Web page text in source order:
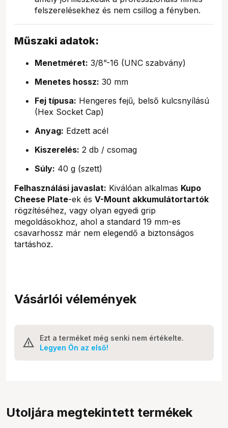
felszerelésekhez és nem csillog a fényben.
Műszaki adatok:
Menetméret: 3/8”-16 (UNC szabvány)
Menetes hossz: 30 mm
Fej típusa: Hengeres fejű, belső kulcsnyílású
(Hex Socket Cap)
Anyag: Edzett acél
Kiszerelés: 2 db / csomag
Súly: 40 g (szett)
Felhasználási javaslat: Kiválóan alkalmas Kupo
Cheese Plate-ek és V-Mount akkumulátortartók
rögzítéséhez, vagy olyan egyedi grip
megoldásokhoz, ahol a standard 19 mm-es
csavarhossz már nem elegendő a biztonságos
tartáshoz.
Vásárlói vélemények
Ezt a terméket még senki nem értékelte.
Legyen Ön az első!
Utoljára megtekintett termékek